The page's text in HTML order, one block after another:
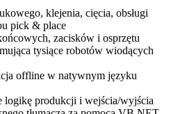
klejenia, cięcia, obsługi
pick & place
zacisków i osprzętu
tysiące robotów wiodących
offline w natywnym języku
logikę produkcji i wejścia/wyjścia